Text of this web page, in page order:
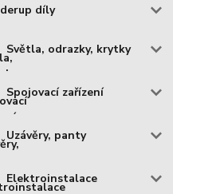
díly
Světla, odrazky, krytky
Spojovací zařízení
Uzávěry, panty
Elektroinstalace